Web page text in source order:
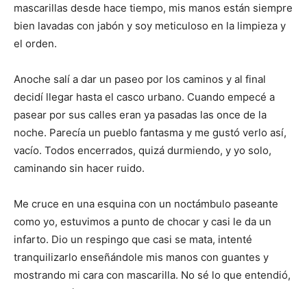
mascarillas desde hace tiempo, mis manos están siempre
bien lavadas con jabón y soy meticuloso en la limpieza y
el orden.
Anoche salí a dar un paseo por los caminos y al final
decidí llegar hasta el casco urbano. Cuando empecé a
pasear por sus calles eran ya pasadas las once de la
noche. Parecía un pueblo fantasma y me gustó verlo así,
vacío. Todos encerrados, quizá durmiendo, y yo solo,
caminando sin hacer ruido.
Me cruce en una esquina con un noctámbulo paseante
como yo, estuvimos a punto de chocar y casi le da un
infarto. Dio un respingo que casi se mata, intenté
tranquilizarlo enseñándole mis manos con guantes y
mostrando mi cara con mascarilla. No sé lo que entendió,